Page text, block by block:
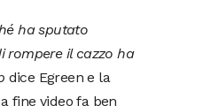
ha sputato
rompere il cazzo ha
dice Egreen e la
fine video fa ben